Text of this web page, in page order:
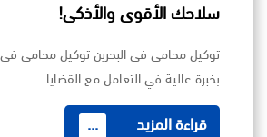
سلاحك الأقوى والأذكى!
توكيل محامي في البحرين توكيل محامي في
بخبرة عالية في التعامل مع القضايا…
قراءة المزيد ...